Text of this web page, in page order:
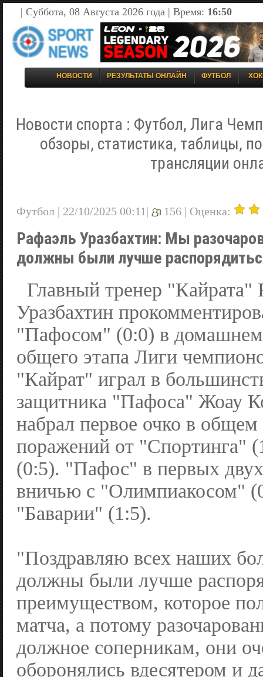
| Суббота, 08 Августа 2026 года | Время: 16:50
НОВОСТИ РЕЗУЛЬТАТЫ ОНЛАЙН ФУТБОЛ
Новости спорта : Футбол, Лига
обзоры, статистика, таблицы,
трансляции
Футбол | 22/10/2025 00:11| 156 | Оценка:
Рафаэль Уразбахтин: Мы
должны были лучше
Главный тренер "Кайрата"
Уразбахтин
"Пафосом" (0:0) в домашнем
общего этапа Лиги
"Кайрат" играл в
защитника "Пафоса" Жоау
набрал первое очко в
поражений от "Спортинга"
(0:5). "Пафос" в первых
вничью с "Олимпиакосом"
"Баварии" (1:5).
"Поздравляю всех наших
должны были лучше
преимуществом, которое
матча, а потому
должное соперникам, они
оборонялись вдесятером и